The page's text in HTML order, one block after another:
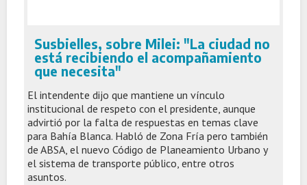
Susbielles, sobre Milei: "La ciudad no
está recibiendo el acompañamiento
que necesita"
El intendente dijo que mantiene un vínculo
institucional de respeto con el presidente, aunque
advirtió por la falta de respuestas en temas clave
para Bahía Blanca. Habló de Zona Fría pero también
de ABSA, el nuevo Código de Planeamiento Urbano y
el sistema de transporte público, entre otros
asuntos.